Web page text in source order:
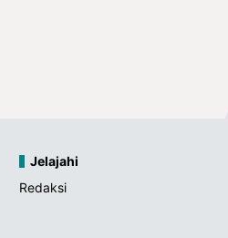
Jelajahi
Redaksi